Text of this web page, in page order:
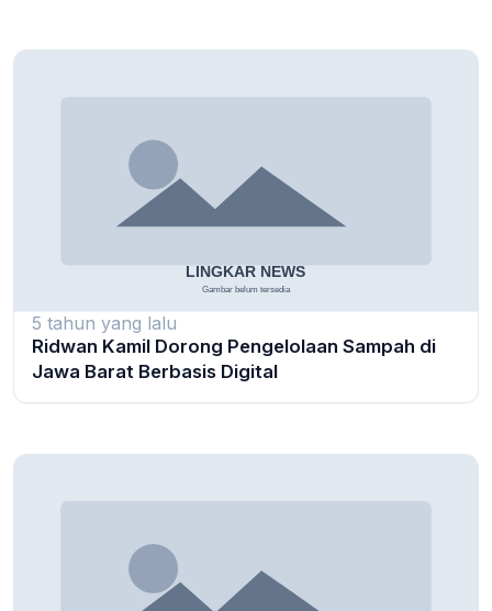
5 tahun yang lalu
Ridwan Kamil Dorong Pengelolaan Sampah di
Jawa Barat Berbasis Digital